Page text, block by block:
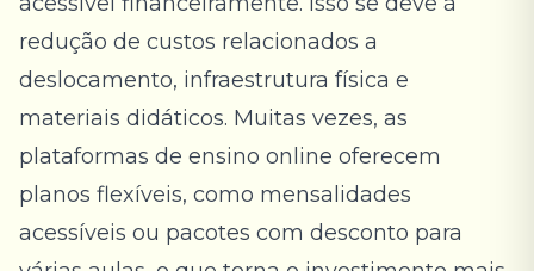
redução de custos relacionados a
deslocamento, infraestrutura física e
materiais didáticos. Muitas vezes, as
plataformas de ensino online oferecem
planos flexíveis, como mensalidades
acessíveis ou pacotes com desconto para